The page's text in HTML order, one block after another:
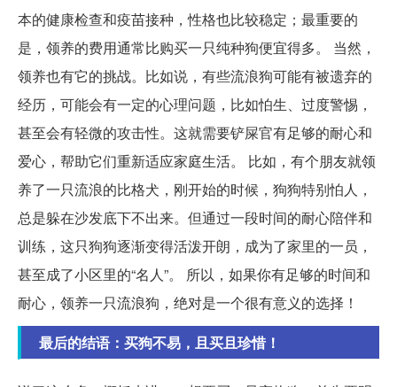
本的健康检查和疫苗接种，性格也比较稳定；最重要的
是，领养的费用通常比购买一只纯种狗便宜得多。 当然，
领养也有它的挑战。比如说，有些流浪狗可能有被遗弃的
经历，可能会有一定的心理问题，比如怕生、过度警惕，
甚至会有轻微的攻击性。这就需要铲屎官有足够的耐心和
爱心，帮助它们重新适应家庭生活。 比如，有个朋友就领
养了一只流浪的比格犬，刚开始的时候，狗狗特别怕人，
总是躲在沙发底下不出来。但通过一段时间的耐心陪伴和
训练，这只狗狗逐渐变得活泼开朗，成为了家里的一员，
甚至成了小区里的“名人”。 所以，如果你有足够的时间和
耐心，领养一只流浪狗，绝对是一个很有意义的选择！
最后的结语：买狗不易，且买且珍惜！